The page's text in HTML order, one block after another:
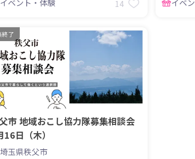
イベント・体験
14
イベ
終了
市 地域おこし協力隊募集相談会
16日（木）
埼玉県秩父市